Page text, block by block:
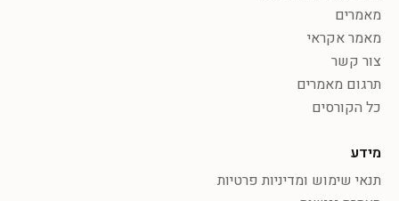
מאמרים
מאמר אקראי
צור קשר
תרגום מאמרים
כל הקורסים
מידע
תנאי שימוש ומדיניות פרטיות